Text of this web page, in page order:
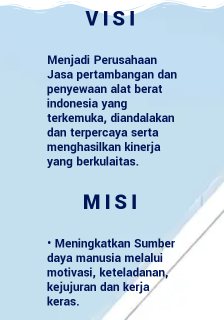
VISI
Menjadi Perusahaan
Jasa pertambangan dan
penyewaan alat berat
indonesia yang
terkemuka, diandalakan
dan terpercaya serta
menghasilkan kinerja
yang berkulaitas.
MISI
• Meningkatkan Sumber
daya manusia melalui
motivasi, keteladanan,
kejujuran dan kerja
keras.